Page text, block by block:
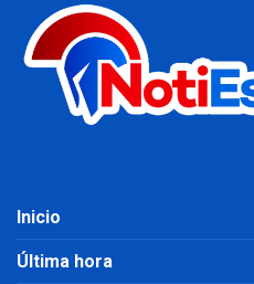
Inicio
Última hora